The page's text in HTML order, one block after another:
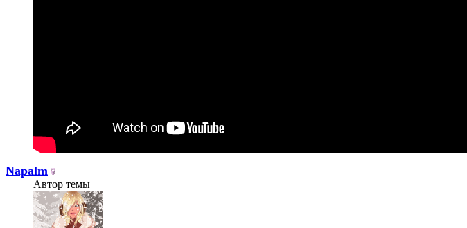
Napalm
Автор темы